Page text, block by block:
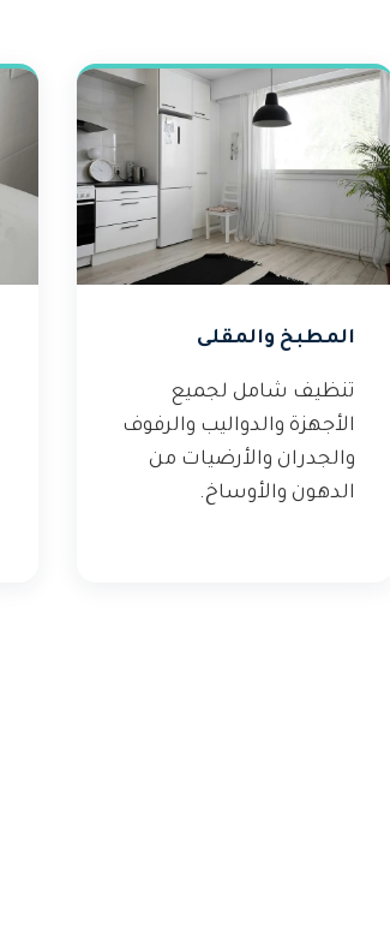
المطبخ والمقلى
تنظيف شامل لجميع
الأجهزة والدواليب والرفوف
والجدران والأرضيات من
الدهون والأوساخ.